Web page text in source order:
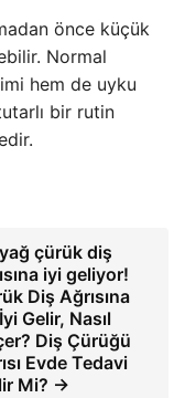
önce küçük
Normal
hem de uyku
bir rutin
çürük diş
iyi geliyor!
Diş Ağrısına
Gelir, Nasıl
Diş Çürüğü
Evde Tedavi
Mi? →